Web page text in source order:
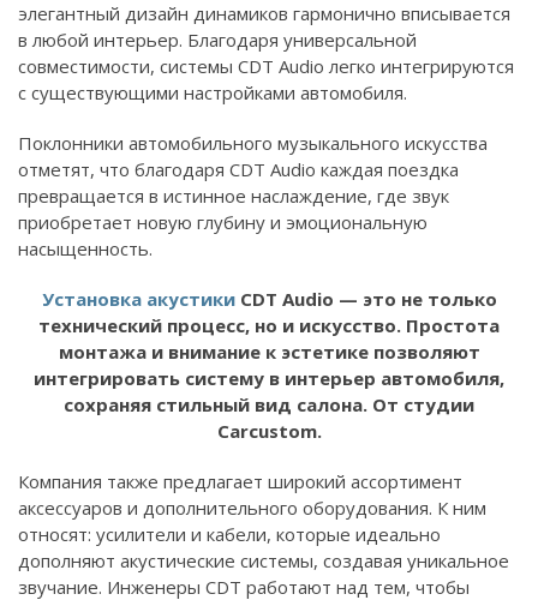
элегантный дизайн динамиков гармонично вписывается
в любой интерьер. Благодаря универсальной
совместимости, системы CDT Audio легко интегрируются
с существующими настройками автомобиля.
Поклонники автомобильного музыкального искусства
отметят, что благодаря CDT Audio каждая поездка
превращается в истинное наслаждение, где звук
приобретает новую глубину и эмоциональную
насыщенность.
Установка акустикиCDT Audio — это не только
технический процесс, но и искусство. Простота
монтажа и внимание к эстетике позволяют
интегрировать систему в интерьер автомобиля,
сохраняя стильный вид салона. От студии
Carcustom.
Компания также предлагает широкий ассортимент
аксессуаров и дополнительного оборудования. К ним
относят: усилители и кабели, которые идеально
дополняют акустические системы, создавая уникальное
звучание. Инженеры CDT работают над тем, чтобы